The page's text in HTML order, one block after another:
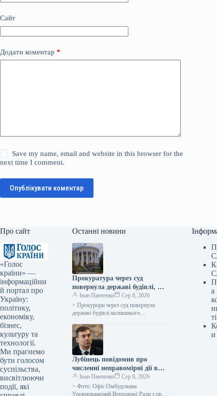
Сайт
Додати коментар *
Save my name, email and website in this browser for the
next time I comment.
Опублікувати коментар
Про сайт
«Голос
країни» —
інформаційни
й портал про
Україну:
політику,
економіку,
бізнес,
культуру та
технології.
Ми прагнемо
бути голосом
суспільства,
висвітлюючи
події, які
Останні новини
Прокуратура через суд
повернула державі будівлі, які
раніше належали Жовтневому
палацу.
Іван Панченко
Сер 8, 2026
> Прокурори через суд повернули
державі будівлі колишнього
культурної спадщини
загальнодержавного значення та
однією з…
Лубінець повідомив про
численні неправомірні дії в
Берегівському військкоматі
Іван Панченко
Сер 8, 2026
> Фото: Офіс Омбудсмана
Уповноважений Верховної Ради з прав
а
ті
и